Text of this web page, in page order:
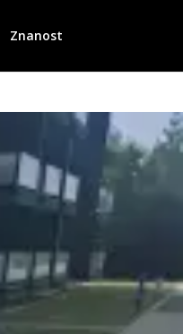
Znanost